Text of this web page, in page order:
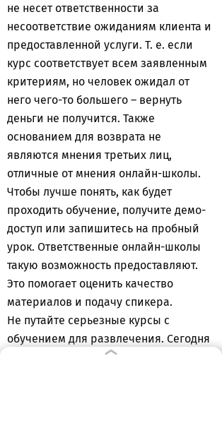
не несет ответственности за
несоответствие ожиданиям клиента и
предоставленной услуги. Т. е. если
курс соответствует всем заявленным
критериям, но человек ожидал от
него чего-то большего – вернуть
деньги не получится. Также
основанием для возврата не
являются мнения третьих лиц,
отличные от мнения онлайн-школы.
Чтобы лучше понять, как будет
проходить обучение, получите демо-
доступ или запишитесь на пробный
урок. Ответственные онлайн-школы
такую возможность предоставляют.
Это помогает оценить качество
материалов и подачу спикера.
Не путайте серьезные курсы с
обучением для развлечения. Сегодня
рынок допобразования и рынок